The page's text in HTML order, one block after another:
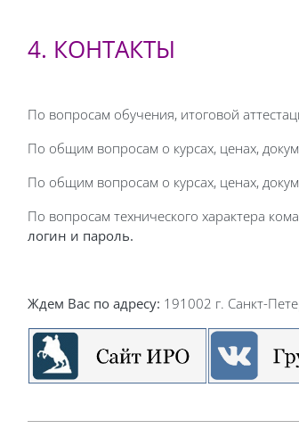
4. КОНТАКТЫ
По вопросам обучения, итоговой
По общим вопросам о курсах, ценах,
По общим вопросам о курсах, ценах,
По вопросам технического характера
логин и пароль.
Ждем Вас по адресу: 191002 г. Санкт-